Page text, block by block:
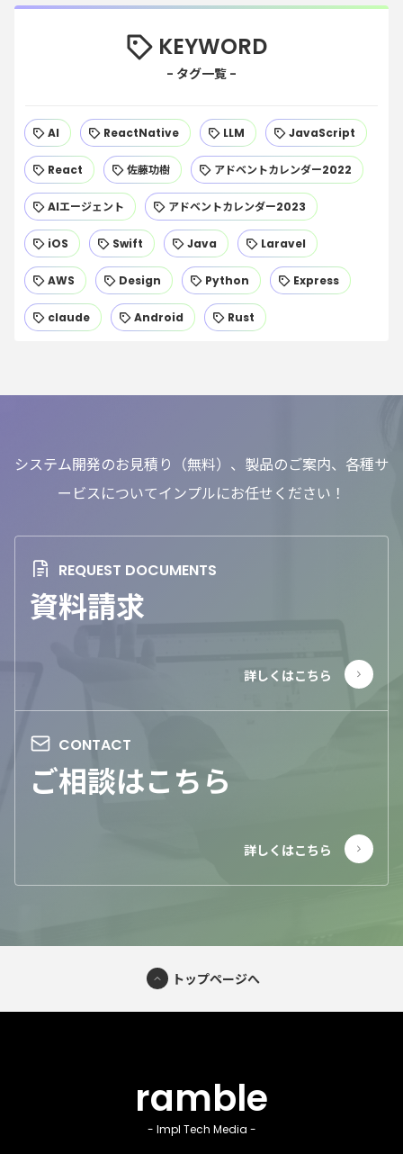
KEYWORD
AI ReactNative LLM JavaScript
React 佐藤功樹 アドベントカレンダー2022
AIエージェント アドベントカレンダー2023
iOS Swift Java Laravel
AWS Design Python Express
claude Android Rust
システム開発のお見積り（無料）、製品のご案内、各種サ
ービスについてインプルにお任せください！
資料請求
ご相談はこちら
トップページへ
ramble
- Impl Tech Media -